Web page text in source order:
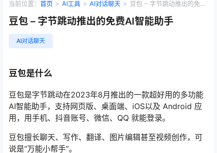
当前位置： 首页 > AI工具 > AI对话聊天 > 豆包 – 字节跳动推出的免费
豆包 – 字节跳动推出的免费AI智能助手
AI对话聊天
豆包是什么
豆包是字节跳动在2023年8月推出的一款超好用的多功能
AI智能助手，支持网页版、桌面端、iOS以及 Android 应
用，用手机、抖音账号、微信、QQ 就能登录。
豆包擅长聊天、写作、翻译、图片编辑甚至视频创作，可
说是“万能小帮手”。